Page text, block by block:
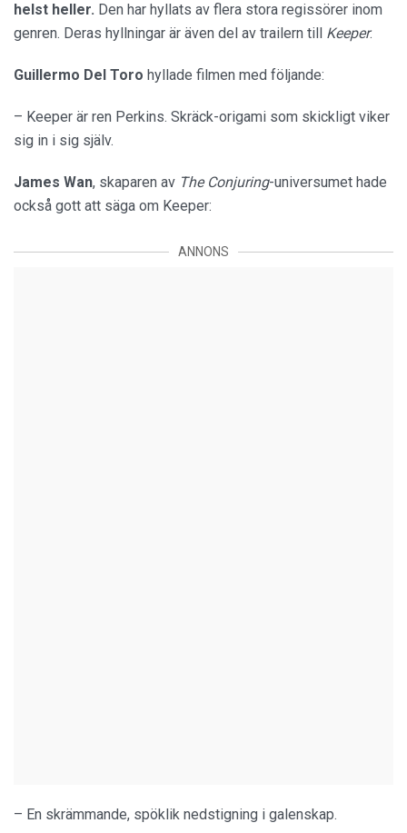
helst heller. Den har hyllats av flera stora regissörer inom
genren. Deras hyllningar är även del av trailern till Keeper.
Guillermo Del Toro hyllade filmen med följande:
– Keeper är ren Perkins. Skräck-origami som skickligt viker
sig in i sig själv.
James Wan, skaparen av The Conjuring-universumet hade
också gott att säga om Keeper:
ANNONS
– En skrämmande, spöklik nedstigning i galenskap.